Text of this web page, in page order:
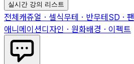
실시간 강의 리스트
전체 캐쥬얼 · 셀식무테 · 반무테 SD ·
애니메이션디자인 · 원화배경 · 이펙트